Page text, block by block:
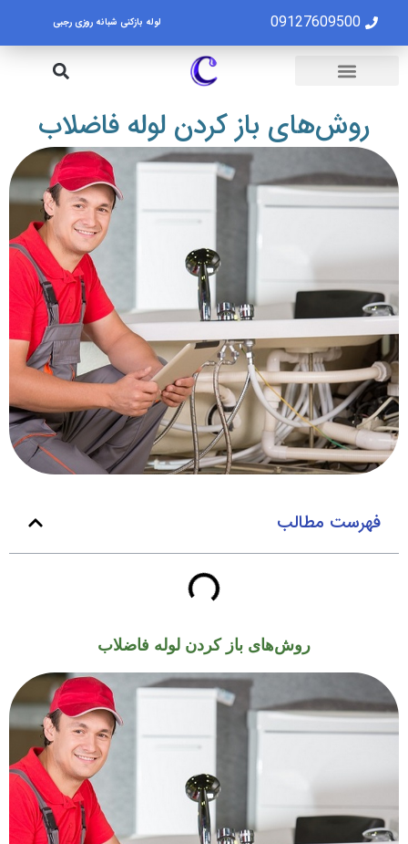
09127609500 لوله بازکنی شبانه روزی رجبی
روش‌های باز کردن لوله فاضلاب
فهرست مطالب
روش‌های باز کردن لوله فاضلاب